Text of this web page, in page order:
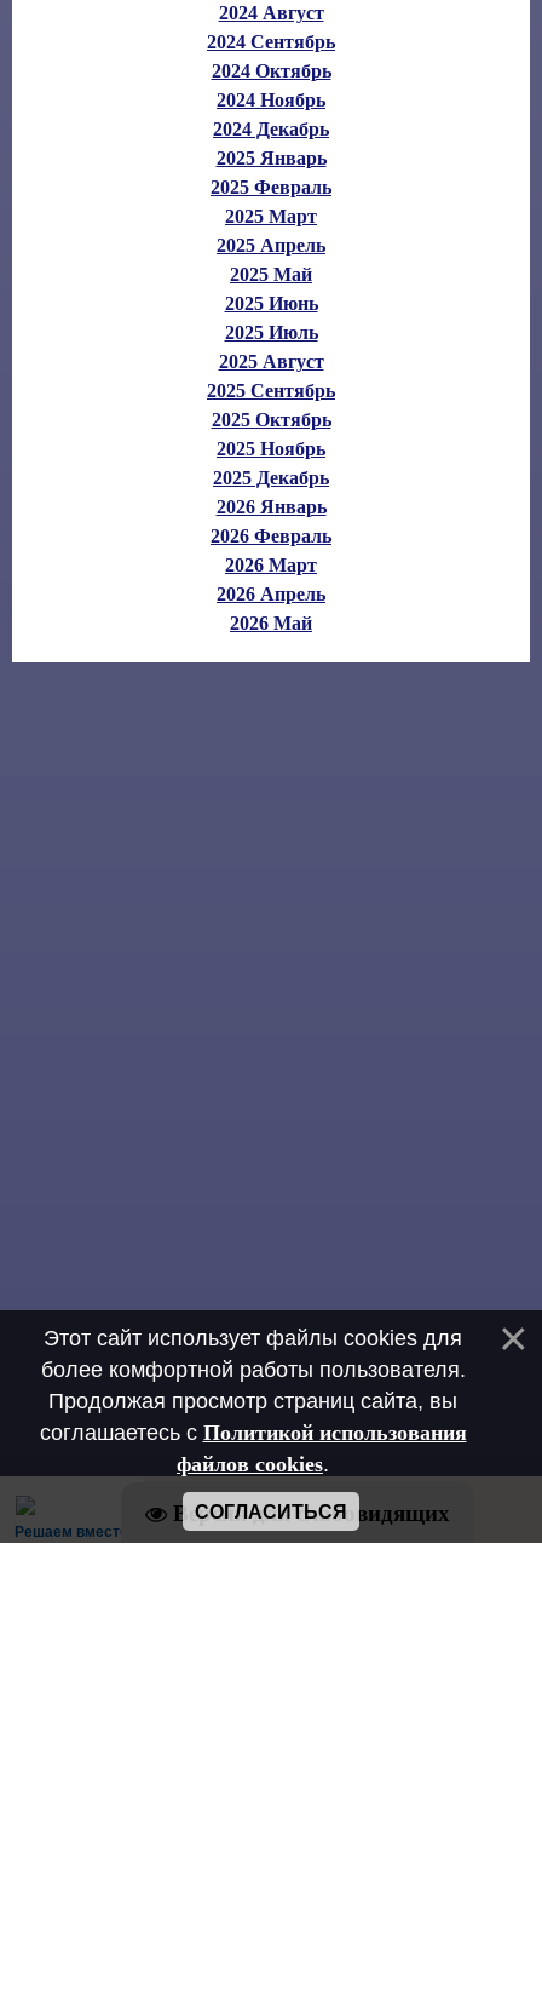
Версия для слабовидящих
2024 Август
2024 Сентябрь
2024 Октябрь
2024 Ноябрь
2024 Декабрь
2025 Январь
2025 Февраль
2025 Март
2025 Апрель
2025 Май
2025 Июнь
2025 Июль
2025 Август
2025 Сентябрь
2025 Октябрь
2025 Ноябрь
2025 Декабрь
2026 Январь
2026 Февраль
2026 Март
2026 Апрель
2026 Май
Решаем вместе
Этот сайт использует файлы cookies для
более комфортной работы пользователя.
Продолжая просмотр страниц сайта, вы
соглашаетесь с Политикой использования
файлов cookies.
СОГЛАСИТЬСЯ